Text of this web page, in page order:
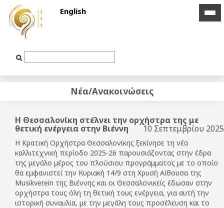
icon
icon
English
Input
Νέα/Ανακοινώσεις
Η Θεσσαλονίκη στέλνει την ορχήστρα της με
θετική ενέργεια στην Βιέννη 10 Σεπτεμβρίου 2025
Η Κρατική Ορχήστρα Θεσσαλονίκης ξεκίνησε τη νέα
καλλιτεχνική περίοδο 2025-26 παρουσιάζοντας στην έδρα
της μεγάλο μέρος του πλούσιου προγράμματος με το οποίο
θα εμφανιστεί την Κυριακή 14/9 στη Χρυσή Αίθουσα της
Musikverein της Βιέννης και οι Θεσσαλονικείς έδωσαν στην
ορχήστρα τους όλη τη θετική τους ενέργεια, για αυτή την
ιστορική συναυλία, με την μεγάλη τους προσέλευση και το